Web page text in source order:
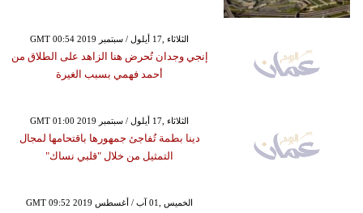
GMT 00:54 2019 الثلاثاء ,17 أيلول / سبتمبر
إنجي وجدان تُحرض هنا الزاهد على الطلاق من
أحمد فهمي بسبب الغيرة
GMT 01:00 2019 الثلاثاء ,17 أيلول / سبتمبر
دينا بطمة تُفاجئ جمهورها باقتحامها لمجال
التمثيل من خلال "قلبي نساك"
GMT 09:52 2019 الخميس ,01 آب / أغسطس